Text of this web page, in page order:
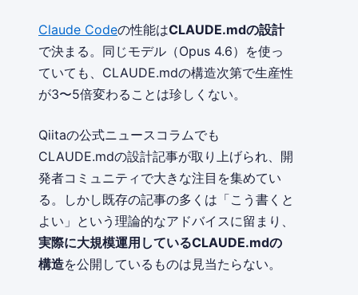
Claude Codeの性能はCLAUDE.mdの設計
で決まる。同じモデル（Opus 4.6）を使っ
ていても、CLAUDE.mdの構造次第で生産性
が3〜5倍変わることは珍しくない。
Qiitaの公式ニュースコラムでも
CLAUDE.mdの設計記事が取り上げられ、開
発者コミュニティで大きな注目を集めてい
る。しかし既存の記事の多くは「こう書くと
よい」という理論的なアドバイスに留まり、
実際に大規模運用しているCLAUDE.mdの
構造を公開しているものは見当たらない。